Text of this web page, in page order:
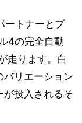
ートナーとプ
4の完全自動
走ります。白
バリエーション
が投入されるそ